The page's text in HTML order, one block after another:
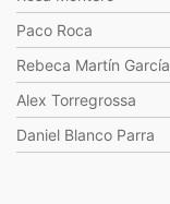
Paco Roca
Rebeca Martín García
Alex Torregrossa
Daniel Blanco Parra